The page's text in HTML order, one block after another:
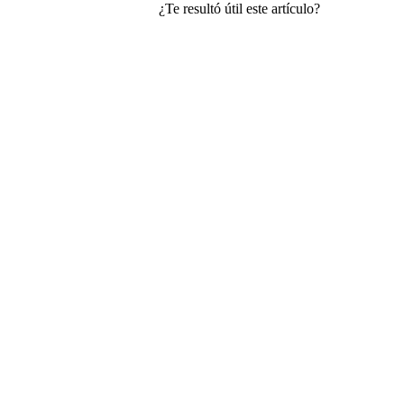
¿Te resultó útil este artículo?